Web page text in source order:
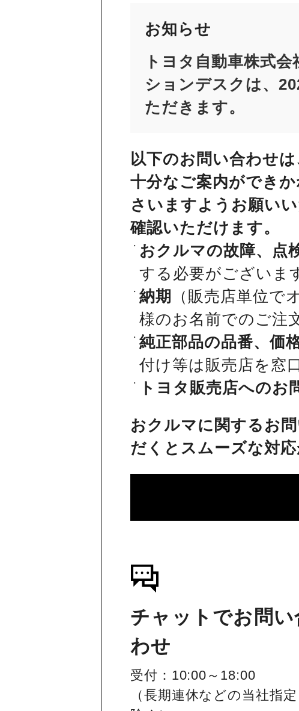
お知らせ
トヨタ自動車株式
ションデスクは、
ただきます。
以下のお問い合わせ
十分なご案内ができ
さいますようお願い
確認いただけます。
おクルマの故障、点
する必要がございま
納期
（販売店単位
様のお名前でのご注
純正部品の品番、価
付け等は販売店を窓
トヨタ販売店へのお
おクルマに関するお
だくとスムーズな対応
チャットでお問い
わせ
受付：10:00～18:00
（長期連休などの当社指